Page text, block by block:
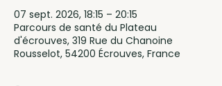
07 sept. 2026, 18:15 – 20:15
Parcours de santé du Plateau
d'écrouves, 319 Rue du Chanoine
Rousselot, 54200 Écrouves, France